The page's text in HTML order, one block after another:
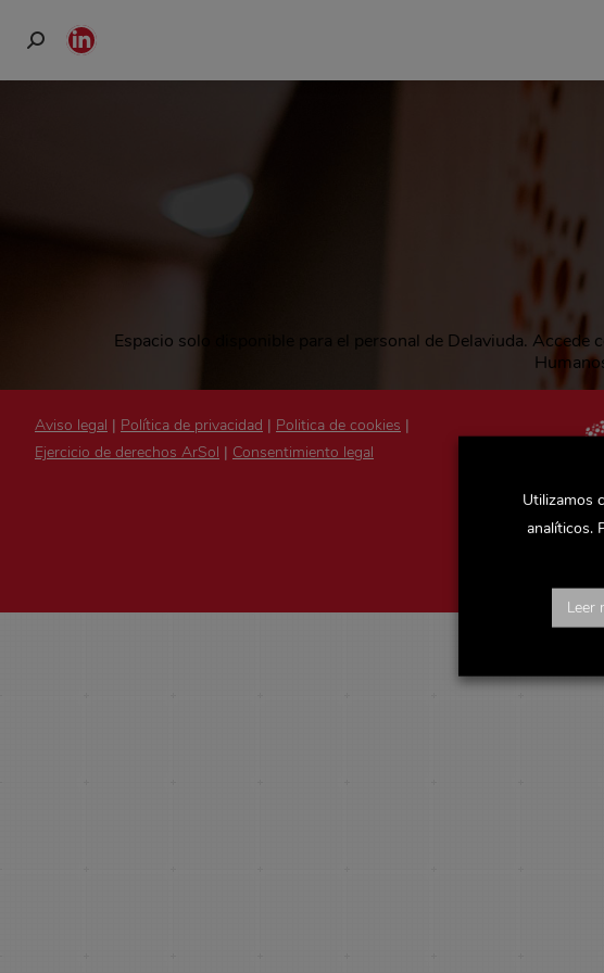
Buscar:
Linkedin
page
Espacio solo disponible para el personal de Delaviuda.
Aviso legal | Política de privacidad | Politica de cookies |
Ejercicio de derechos ArSol | Consentimiento legal
Utilizamos
analíticos.
Leer